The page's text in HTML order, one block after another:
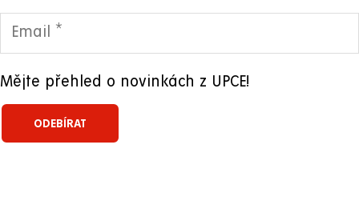
Mějte přehled o novinkách z UPCE!